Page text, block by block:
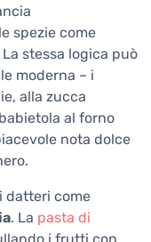
spezie come
stessa logica può
moderna – i
alla zucca
al forno
nota dolce
datteri come
. La pasta di